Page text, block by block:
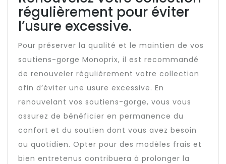
régulièrement pour éviter
l’usure excessive.
Pour préserver la qualité et le maintien de vos
soutiens-gorge Monoprix, il est recommandé
de renouveler régulièrement votre collection
afin d’éviter une usure excessive. En
renouvelant vos soutiens-gorge, vous vous
assurez de bénéficier en permanence du
confort et du soutien dont vous avez besoin
au quotidien. Opter pour des modèles frais et
bien entretenus contribuera à prolonger la